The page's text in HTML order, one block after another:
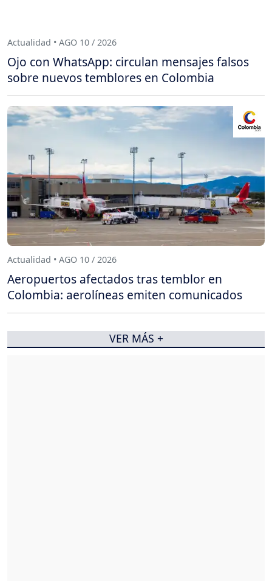
Actualidad • AGO 10 / 2026
Ojo con WhatsApp: circulan mensajes falsos
sobre nuevos temblores en Colombia
Actualidad • AGO 10 / 2026
Aeropuertos afectados tras temblor en
Colombia: aerolíneas emiten comunicados
VER MÁS +